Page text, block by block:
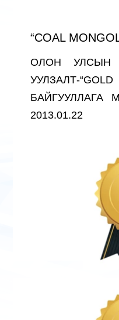
“COAL
ОЛОН УЛСЫН
УУЛЗАЛТ-
БАЙГУУЛЛАГА
2013.01.22